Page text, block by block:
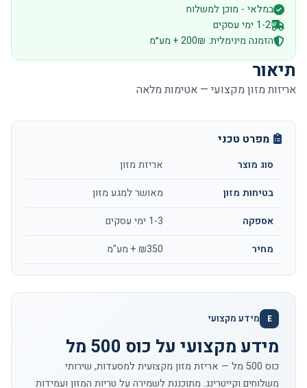
במלאי - מוכן למשלוח
1-2 ימי עסקים
הזמנה מינימלית: 200₪ + מע״מ
תיאור
אריזות מזון מקצועי — אטימות מלאה
מפרט טכני
סוג מוצר
אריזת מזון
בטיחות מזון
מאושר למגע מזון
אספקה
1-3 ימי עסקים
מחיר
₪350 + מע"מ
E מידע מקצועי
מידע מקצועי על כוס 500 מל
כוס 500 מל — אריזת מזון מקצועית למסעדות, שירותי
משלוחים וקייטרינג. מתוכננת לשמירה על טריות המזון ועמידות